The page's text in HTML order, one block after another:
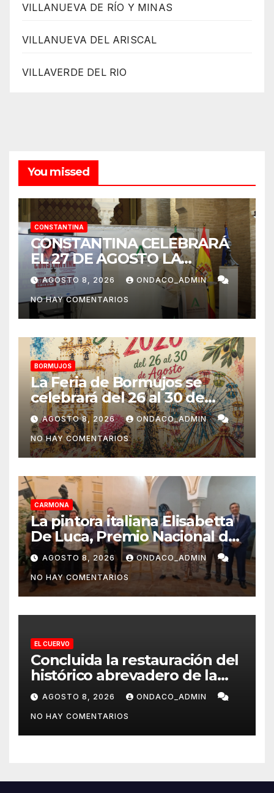
VILLANUEVA DE RÍO Y MINAS
VILLANUEVA DEL ARISCAL
VILLAVERDE DEL RIO
You missed
CONSTANTINA
CONSTANTINA CELEBRARÁ
EL 27 DE AGOSTO LA
TERCERA EDICIÓN DE SU
CERTAMEN TAURINO
ALAMBIQUE DE PLATA»
AGOSTO 8, 2026 ONDACO_ADMIN
NO HAY COMENTARIOS
BORMUJOS
La Feria de Bormujos se
celebrará del 26 al 30 de
agosto
AGOSTO 8, 2026 ONDACO_ADMIN
NO HAY COMENTARIOS
CARMONA
La pintora italiana Elisabetta
De Luca, Premio Nacional de
Pintura «José Arpa»
AGOSTO 8, 2026 ONDACO_ADMIN
NO HAY COMENTARIOS
EL CUERVO
Concluida la restauración del
histórico abrevadero de la
Laguna de Los Tollos de El
Cuervo
AGOSTO 8, 2026 ONDACO_ADMIN
NO HAY COMENTARIOS